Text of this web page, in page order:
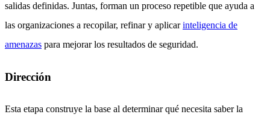
salidas definidas. Juntas, forman un proceso repetible que ayuda a
las organizaciones a recopilar, refinar y aplicarinteligencia de
amenazas para mejorar los resultados de seguridad.
Dirección
Esta etapa construye la base al determinar qué necesita saber la